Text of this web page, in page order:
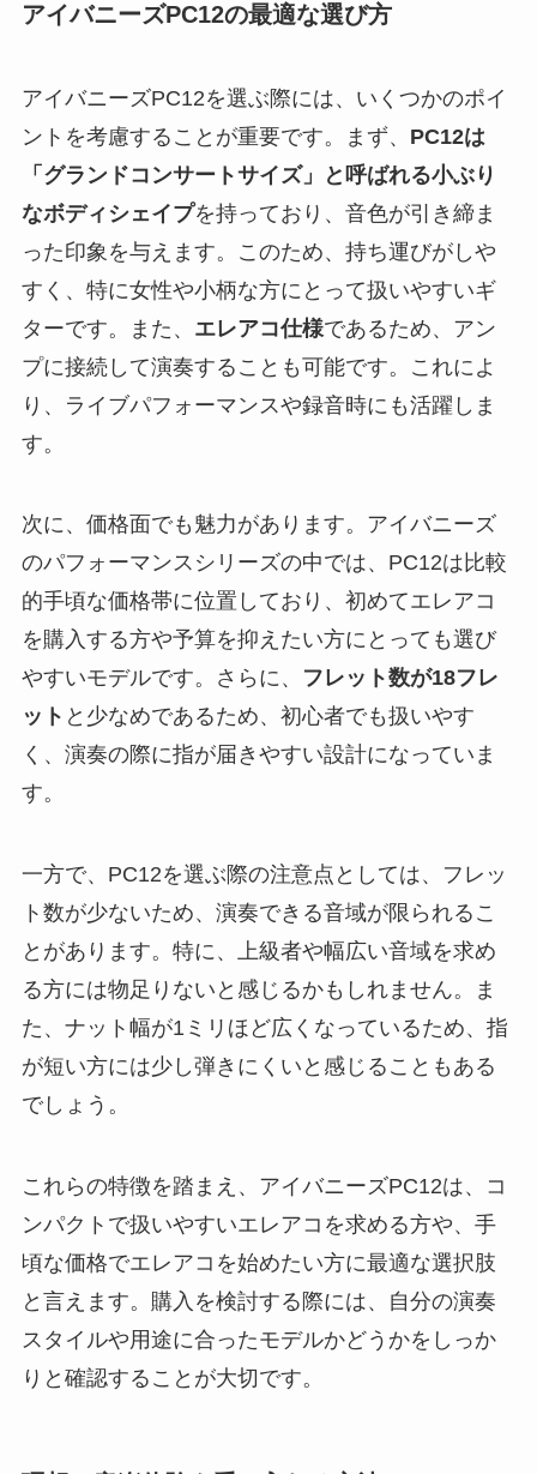
アイバニーズPC12の最適な選び方
アイバニーズPC12を選ぶ際には、いくつかのポイ
ントを考慮することが重要です。まず、 PC12は
「グランドコンサートサイズ」と呼ばれる小ぶり
なボディシェイプを持っており、音色が引き締ま
った印象を与えます。このため、持ち運びがしや
すく、特に女性や小柄な方にとって扱いやすいギ
ターです。また、 エレアコ仕様であるため、アン
プに接続して演奏することも可能です。これによ
り、ライブパフォーマンスや録音時にも活躍しま
す。
次に、価格面でも魅力があります。アイバニーズ
のパフォーマンスシリーズの中では、PC12は比較
的手頃な価格帯に位置しており、初めてエレアコ
を購入する方や予算を抑えたい方にとっても選び
やすいモデルです。さらに、
フレット数が18フレ
ット と少なめであるため、初心者でも扱いやす
く、演奏の際に指が届きやすい設計になっていま
す。
一方で、PC12を選ぶ際の注意点としては、フレッ
ト数が少ないため、演奏できる音域が限られるこ
とがあります。特に、上級者や幅広い音域を求め
る方には物足りないと感じるかもしれません。ま
た、ナット幅が1ミリほど広くなっているため、指
が短い方には少し弾きにくいと感じることもある
でしょう。
これらの特徴を踏まえ、アイバニーズPC12は、コ
ンパクトで扱いやすいエレアコを求める方や、手
頃な価格でエレアコを始めたい方に最適な選択肢
と言えます。購入を検討する際には、自分の演奏
スタイルや用途に合ったモデルかどうかをしっか
りと確認することが大切です。